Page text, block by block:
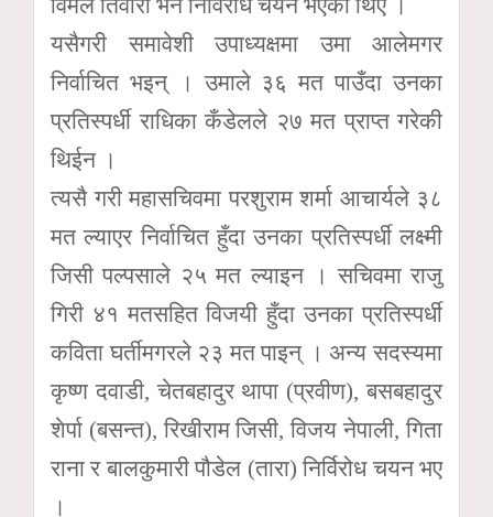
विमल तिवारी भने निर्विरोध चयन भएका थिए ।
यसैगरी समावेशी उपाध्यक्षमा उमा आलेमगर
निर्वाचित भइन् । उमाले ३६ मत पाउँदा उनका
प्रतिस्पर्धी राधिका कँडेलले २७ मत प्राप्त गरेकी
थिईन ।
त्यसै गरी महासचिवमा परशुराम शर्मा आचार्यले ३८
मत ल्याएर निर्वाचित हुँदा उनका प्रतिस्पर्धी लक्ष्मी
जिसी पल्पसाले २५ मत ल्याइन । सचिवमा राजु
गिरी ४१ मतसहित विजयी हुँदा उनका प्रतिस्पर्धी
कविता घर्तीमगरले २३ मत पाइन् । अन्य सदस्यमा
कृष्ण दवाडी, चेतबहादुर थापा (प्रवीण), बसबहादुर
शेर्पा (बसन्त), रिखीराम जिसी, विजय नेपाली, गिता
राना र बालकुमारी पौडेल (तारा) निर्विरोध चयन भए
।